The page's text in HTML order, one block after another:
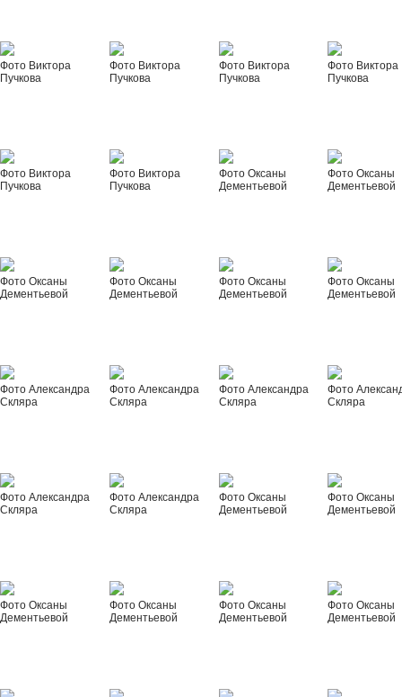
Фото Виктора
Пучкова
Фото Виктора
Пучкова
Фото Виктора
Пучкова
Фото Виктора
Пучкова
Фото Виктора
Пучкова
Фото Виктора
Пучкова
Фото Оксаны
Дементьевой
Фото Оксаны
Дементьевой
Фото Оксаны
Дементьевой
Фото Оксаны
Дементьевой
Фото Оксаны
Дементьевой
Фото Оксаны
Дементьевой
Фото Александра
Скляра
Фото Александра
Скляра
Фото Александра
Скляра
Фото
Скляра
Фото Александра
Скляра
Фото Александра
Скляра
Фото Оксаны
Дементьевой
Фото Оксаны
Дементьевой
Фото Оксаны
Дементьевой
Фото Оксаны
Дементьевой
Фото Оксаны
Дементьевой
Фото Оксаны
Дементьевой